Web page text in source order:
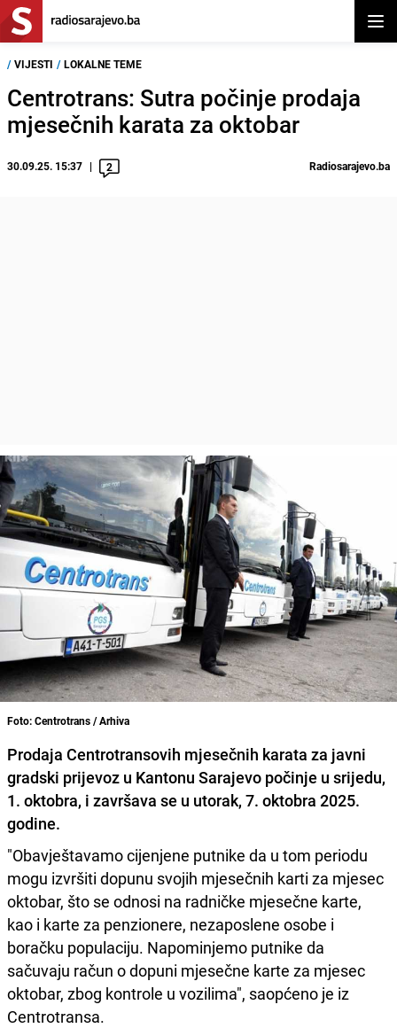
/ VIJESTI / LOKALNE TEME
Centrotrans: Sutra počinje prodaja
mjesečnih karata za oktobar
30.09.25. 15:37 2 Radiosarajevo.ba
Foto: Centrotrans / Arhiva
Prodaja Centrotransovih mjesečnih karata za javni
gradski prijevoz u Kantonu Sarajevo počinje u srijedu,
1. oktobra, i završava se u utorak, 7. oktobra 2025.
godine.
"Obavještavamo cijenjene putnike da u tom periodu
mogu izvršiti dopunu svojih mjesečnih karti za mjesec
oktobar, što se odnosi na radničke mjesečne karte,
kao i karte za penzionere, nezaposlene osobe i
boračku populaciju. Napominjemo putnike da
sačuvaju račun o dopuni mjesečne karte za mjesec
oktobar, zbog kontrole u vozilima", saopćeno je iz
Centrotransa.